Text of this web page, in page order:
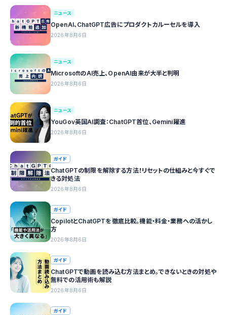
ニュース
OpenAI、ChatGPT広告にプロダクトカルーセルを導入
2026年8月6日
ニュース
MicrosoftのAI売上、OpenAI由来が大半と判明
2026年8月6日
ニュース
YouGov英国AI調査：ChatGPT首位、Gemini躍進
2026年8月6日
ガイド
ChatGPTの制限を解除する方法！リセットの仕組みと今すぐで
きる対処法
2026年8月6日
ガイド
CopilotとChatGPTを徹底比較。機能・料金・業務への活かし
方
2026年8月6日
ガイド
ChatGPTで動画を読み込む方法まとめ。できないときの対処や
無料での活用術も解説
2026年8月6日
ガイド